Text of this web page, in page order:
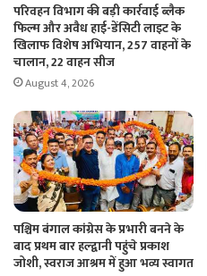
परिवहन विभाग की बड़ी कार्रवाई ब्लैक
फिल्म और अवैध हाई-डेंसिटी लाइट के
खिलाफ विशेष अभियान, 257 वाहनों के
चालान, 22 वाहन सीज
August 4, 2026
पश्चिम बंगाल कांग्रेस के प्रभारी बनने के
बाद प्रथम बार हल्द्वानी पहुंचे प्रकाश
जोशी, स्वराज आश्रम में हुआ भव्य स्वागत